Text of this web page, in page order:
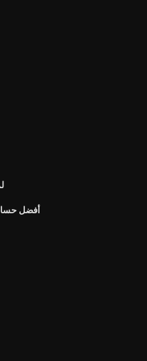
أفضل حساب